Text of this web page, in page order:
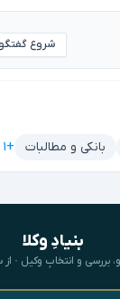
بانکی و مطالبات +۱ مورد دیگر
شروع گفتگو
بنیادِ وکلا
بررسی و انتخابِ وکیل · از